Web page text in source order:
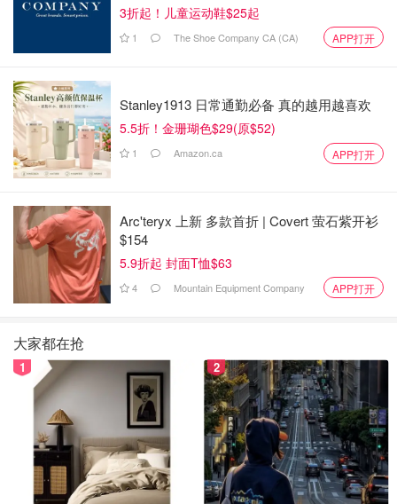
懒人翻车的炒薏米赤小豆
3折起！儿童运动鞋$25起
1 The Shoe Company CA (CA) APP打开
Stanley1913 日常通勤必备 真的越用越喜欢
5.5折！金珊瑚色$29(原$52)
1 Amazon.ca APP打开
Arc'teryx 上新 多款首折 | Covert 萤石紫开衫
$154
5.9折起 封面T恤$63
4 Mountain Equipment Company APP打开
大家都在抢
1 2